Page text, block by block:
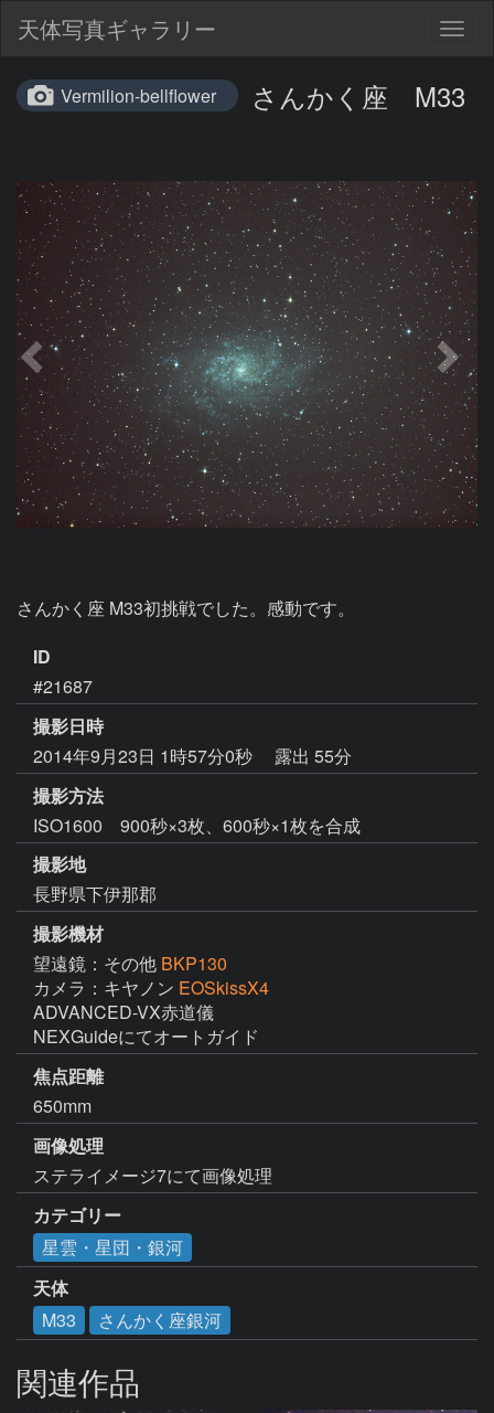
天体写真ギャラリー
Vermilion-bellflower さんかく座 M33
さんかく座 M33初挑戦でした。感動です。
ID
#21687
撮影日時
2014年9月23日 1時57分0秒
露出 55分
撮影方法
ISO1600 900秒×3枚、600秒×1枚を合成
撮影地
長野県下伊那郡
撮影機材
望遠鏡：その他 BKP130
カメラ：キヤノン EOSkissX4
ADVANCED-VX赤道儀
NEXGuideにてオートガイド
焦点距離
650mm
画像処理
ステライメージ7にて画像処理
カテゴリー
星雲・星団・銀河
天体
M33
さんかく座銀河
関連作品